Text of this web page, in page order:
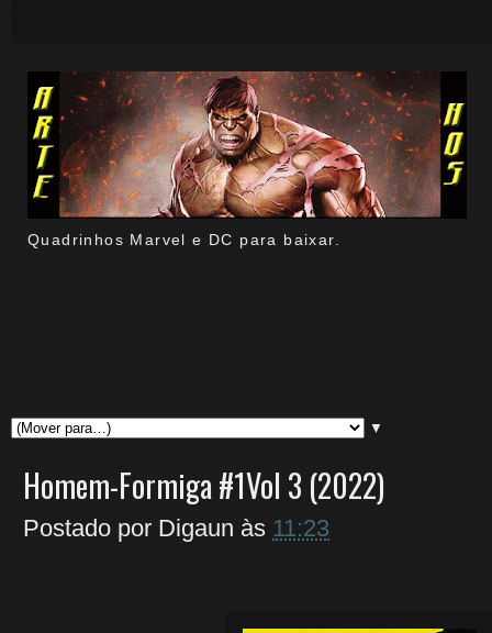
Quadrinhos Marvel e DC para baixar.
▼
Homem-Formiga #1Vol 3 (2022)
Postado por Digaun às 11:23